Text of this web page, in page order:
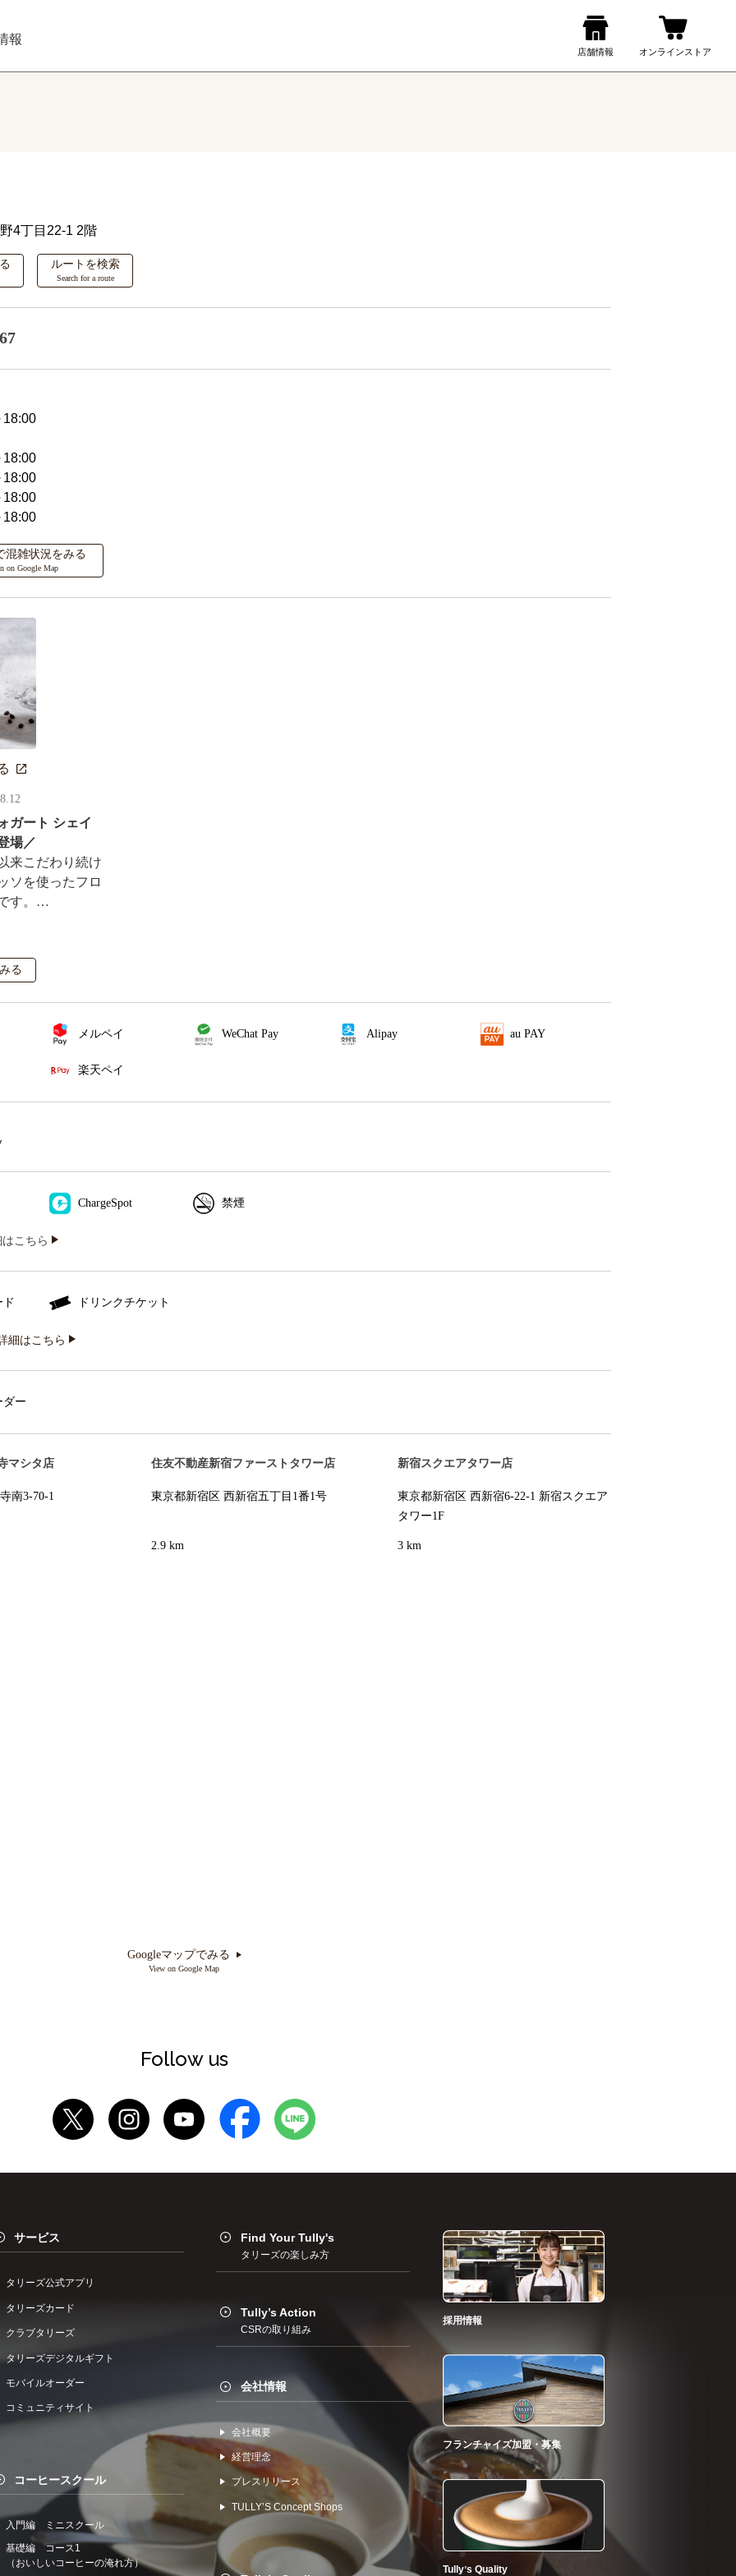
報
4丁目22-1 2階
ルートを検索
Search for a route
混雑状況をみる
on Google Map
ガート シェイ
場／
来こだわり続け
ソを使ったフロ
す。
がその場で当た
実施！
る
メルペイ WeChat Pay Alipay au PAY
楽天ペイ
ChargeSpot 禁煙
こちら
ド ドリンクチケット
細はこちら
ダー
マシタ店
南3-70-1
住友不動産新宿ファーストタワー店
東京都新宿区 西新宿五丁目1番1号
2.9 km
新宿スクエアタワー店
東京都新宿区 西新宿6-22-1 新宿スクエア
タワー1F
3 km
Googleマップでみる
View on Google Map
Follow us
サービス
タリーズ公式アプリ
タリーズカード
クラブタリーズ
タリーズデジタルギフト
モバイルオーダー
コミュニティサイト
コーヒースクール
入門編 ミニスクール
基礎編 コース1
（おいしいコーヒーの淹れ方）
Find Your Tully's
タリーズの楽しみ方
Tully’s Action
CSRの取り組み
会社情報
会社概要
経営理念
プレスリリース
TULLYʼS Concept Shops
採用情報
フランチャイズ加盟・募集
Tullyʼs Quality